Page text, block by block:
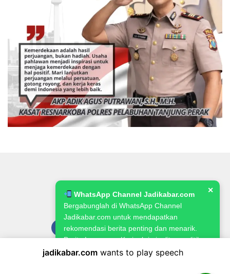
Pedoman Media Siber Kode Etik Jurnalistik
WhatsApp Channel Jadikabar.com
Bergabunglah di WhatsApp Channel
Jadikabar.com untuk mendapatkan
rekomendasi berita penting dan menarik.
Berita Lowongan Kerja, kriminalitas, politik,
pemerintahan, pertanian & ketahanan
✕
jadikabar.com wants to play speech